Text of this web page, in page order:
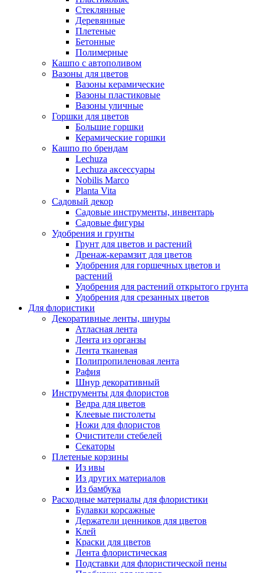
Стеклянные
Деревянные
Плетеные
Бетонные
Полимерные
Кашпо с автополивом
Вазоны для цветов
Вазоны керамические
Вазоны пластиковые
Вазоны уличные
Горшки для цветов
Большие горшки
Керамические горшки
Кашпо по брендам
Lechuza
Lechuza аксессуары
Nobilis Marco
Planta Vita
Садовый декор
Садовые инструменты, инвентарь
Садовые фигуры
Удобрения и грунты
Грунт для цветов и растений
Дренаж-керамзит для цветов
Удобрения для горшечных цветов и
растений
Удобрения для растений открытого грунта
Удобрения для срезанных цветов
Для флористики
Декоративные ленты, шнуры
Атласная лента
Лента из органзы
Лента тканевая
Полипропиленовая лента
Рафия
Шнур декоративный
Инструменты для флористов
Ведра для цветов
Клеевые пистолеты
Ножи для флористов
Очистители стебелей
Секаторы
Плетеные корзины
Из ивы
Из других материалов
Из бамбука
Расходные материалы для флористики
Булавки корсажные
Держатели ценников для цветов
Клей
Краски для цветов
Лента флористическая
Подставки для флористической пены